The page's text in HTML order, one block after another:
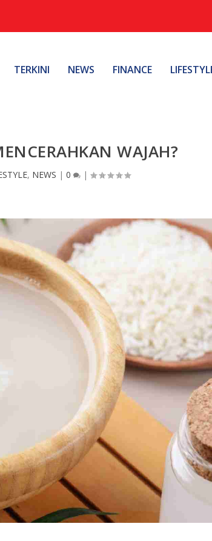
TERKINI NEWS FINANCE
WAJAH?
, NEWS | 0 |